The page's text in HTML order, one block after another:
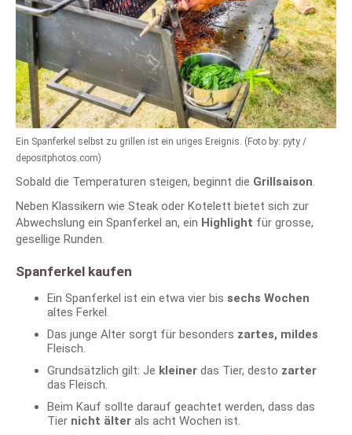
Ein Spanferkel selbst zu grillen ist ein uriges Ereignis. (Foto by: pyty /
depositphotos.com)
Sobald die Temperaturen steigen, beginnt die Grillsaison.
Neben Klassikern wie Steak oder Kotelett bietet sich zur
Abwechslung ein Spanferkel an, ein Highlight für grosse,
gesellige Runden.
Spanferkel kaufen
Ein Spanferkel ist ein etwa vier bis sechs Wochen
altes Ferkel.
Das junge Alter sorgt für besonders zartes, mildes
Fleisch.
Grundsätzlich gilt: Je kleiner das Tier, desto zarter
das Fleisch.
Beim Kauf sollte darauf geachtet werden, dass das
Tier nicht älter als acht Wochen ist.